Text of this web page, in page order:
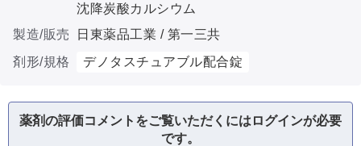
沈降炭酸カルシウム
製造/販売
日東薬品工業 / 第一三共
剤形/規格
デノタスチュアブル配合錠
薬剤の評価コメントをご覧いただくにはログインが必要
です。